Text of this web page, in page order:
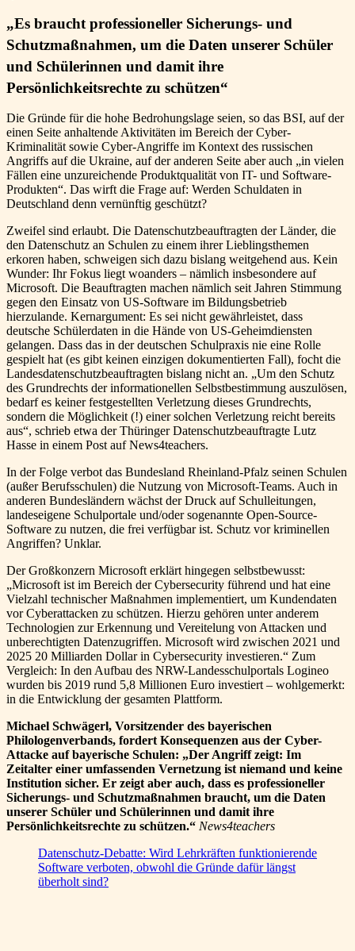
„Es braucht professioneller Sicherungs- und
Schutzmaßnahmen, um die Daten unserer Schüler
und Schülerinnen und damit ihre
Persönlichkeitsrechte zu schützen“
Die Gründe für die hohe Bedrohungslage seien, so das BSI, auf der
einen Seite anhaltende Aktivitäten im Bereich der Cyber-
Kriminalität sowie Cyber-Angriffe im Kontext des russischen
Angriffs auf die Ukraine, auf der anderen Seite aber auch „in vielen
Fällen eine unzureichende Produktqualität von IT- und Software-
Produkten“. Das wirft die Frage auf: Werden Schuldaten in
Deutschland denn vernünftig geschützt?
Zweifel sind erlaubt. Die Datenschutzbeauftragten der Länder, die
den Datenschutz an Schulen zu einem ihrer Lieblingsthemen
erkoren haben, schweigen sich dazu bislang weitgehend aus. Kein
Wunder: Ihr Fokus liegt woanders – nämlich insbesondere auf
Microsoft. Die Beauftragten machen nämlich seit Jahren Stimmung
gegen den Einsatz von US-Software im Bildungsbetrieb
hierzulande. Kernargument: Es sei nicht gewährleistet, dass
deutsche Schülerdaten in die Hände von US-Geheimdiensten
gelangen. Dass das in der deutschen Schulpraxis nie eine Rolle
gespielt hat (es gibt keinen einzigen dokumentierten Fall), focht die
Landesdatenschutzbeauftragten bislang nicht an. „Um den Schutz
des Grundrechts der informationellen Selbstbestimmung auszulösen,
bedarf es keiner festgestellten Verletzung dieses Grundrechts,
sondern die Möglichkeit (!) einer solchen Verletzung reicht bereits
aus“, schrieb etwa der Thüringer Datenschutzbeauftragte Lutz
Hasse in einem Post auf News4teachers.
In der Folge verbot das Bundesland Rheinland-Pfalz seinen Schulen
(außer Berufsschulen) die Nutzung von Microsoft-Teams. Auch in
anderen Bundesländern wächst der Druck auf Schulleitungen,
landeseigene Schulportale und/oder sogenannte Open-Source-
Software zu nutzen, die frei verfügbar ist. Schutz vor kriminellen
Angriffen? Unklar.
Der Großkonzern Microsoft erklärt hingegen selbstbewusst:
„Microsoft ist im Bereich der Cybersecurity führend und hat eine
Vielzahl technischer Maßnahmen implementiert, um Kundendaten
vor Cyberattacken zu schützen. Hierzu gehören unter anderem
Technologien zur Erkennung und Vereitelung von Attacken und
unberechtigten Datenzugriffen. Microsoft wird zwischen 2021 und
2025 20 Milliarden Dollar in Cybersecurity investieren.“ Zum
Vergleich: In den Aufbau des NRW-Landesschulportals Logineo
wurden bis 2019 rund 5,8 Millionen Euro investiert – wohlgemerkt:
in die Entwicklung der gesamten Plattform.
Michael Schwägerl, Vorsitzender des bayerischen
Philologenverbands, fordert Konsequenzen aus der Cyber-
Attacke auf bayerische Schulen: „Der Angriff zeigt: Im
Zeitalter einer umfassenden Vernetzung ist niemand und keine
Institution sicher. Er zeigt aber auch, dass es professioneller
Sicherungs- und Schutzmaßnahmen braucht, um die Daten
unserer Schüler und Schülerinnen und damit ihre
Persönlichkeitsrechte zu schützen.“ News4teachers
Datenschutz-Debatte: Wird Lehrkräften funktionierende
Software verboten, obwohl die Gründe dafür längst
überholt sind?